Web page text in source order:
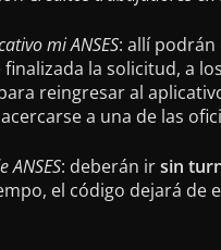
mi ANSES: allí
la solicitud, a
reingresar al
a una de las
ANSES: deberán irsin
el código dejará